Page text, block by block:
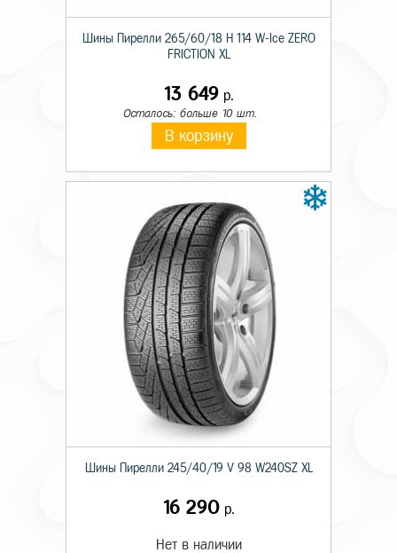
Шины Пирелли 265/60/18 H 114 W-Ice ZERO
FRICTION XL
13 649р.
Осталось: больше 10 шт.
В корзину
Шины Пирелли 245/40/19 V 98 W240SZ XL
16 290р.
Нет в наличии